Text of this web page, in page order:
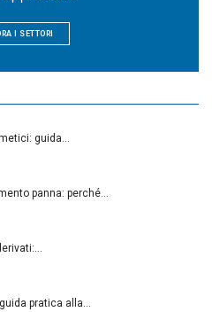
I SETTORI
guida…
panna: perché…
pratica alla…